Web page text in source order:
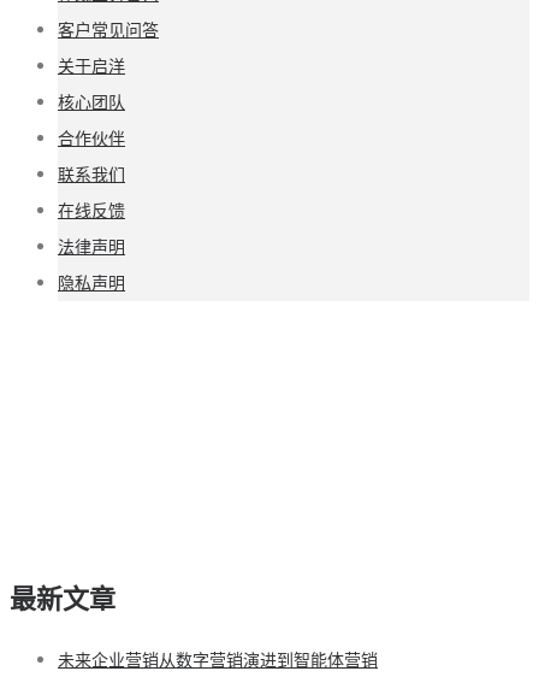
客户常见问答
关于启洋
核心团队
合作伙伴
联系我们
在线反馈
法律声明
隐私声明
最新文章
未来企业营销从数字营销演进到智能体营销